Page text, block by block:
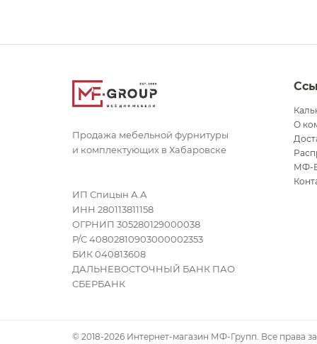
Продажа мебельной фурнитуры
и комплектующих в Хабаровске
ИП Спицын А.А
ИНН 280113811158
ОГРНИП 305280129000038
Р/С 40802810903000002353
БИК 040813608
ДАЛЬНЕВОСТОЧНЫЙ БАНК ПАО
СБЕРБАНК
О
МФ-
© 2018-2026 Интернет-магазин МФ-Групп. Все права